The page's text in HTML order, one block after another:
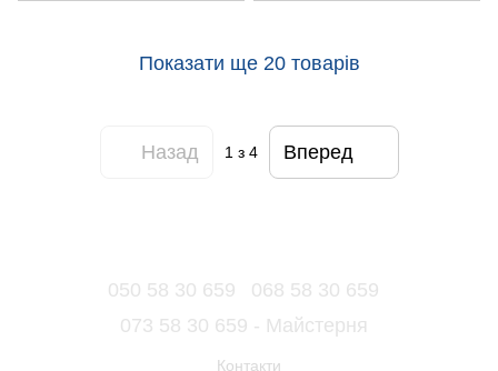
Показати ще 20 товарів
Назад 1з 4 Вперед
050 58 30 659
068 58 30 659
073 58 30 659 - Майстерня
Контакти